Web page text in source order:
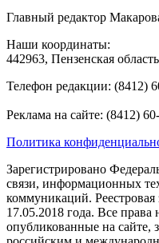
Главный редактор
Наши координаты:
442963, Пензенская
Телефон редакции: (8412)
Реклама на сайте: (8412)
Политика
Зарегистрировано
связи, информационных
коммуникаций.
17.05.2018 года. Все
опубликованные на сайте,